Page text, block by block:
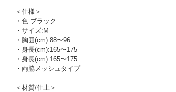
＜仕様＞
・色:ブラック
・サイズ:M
・胸囲(cm):88〜96
・身長(cm):165〜175
・身長(cm):165〜175
・両脇メッシュタイプ
＜材質/仕上＞